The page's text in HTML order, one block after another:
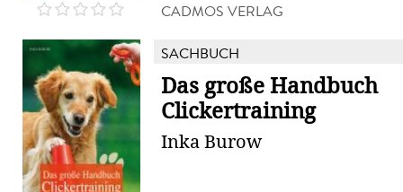
CADMOS VERLAG
SACHBUCH
Das große Handbuch
Clickertraining
Inka Burow